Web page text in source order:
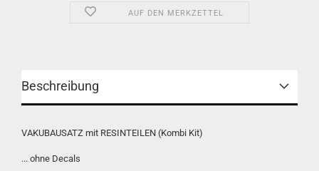
AUF DEN MERKZETTEL
Beschreibung
VAKUBAUSATZ mit RESINTEILEN (Kombi Kit)
... ohne Decals